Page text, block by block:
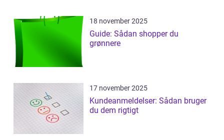
18 november 2025
Guide: Sådan shopper du
grønnere
17 november 2025
Kundeanmeldelser: Sådan bruger
du dem rigtigt